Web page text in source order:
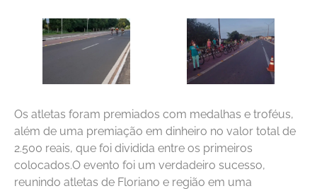
Os atletas foram premiados com medalhas e troféus,
além de uma premiação em dinheiro no valor total de
2.500 reais, que foi dividida entre os primeiros
colocados.O evento foi um verdadeiro sucesso,
reunindo atletas de Floriano e região em uma